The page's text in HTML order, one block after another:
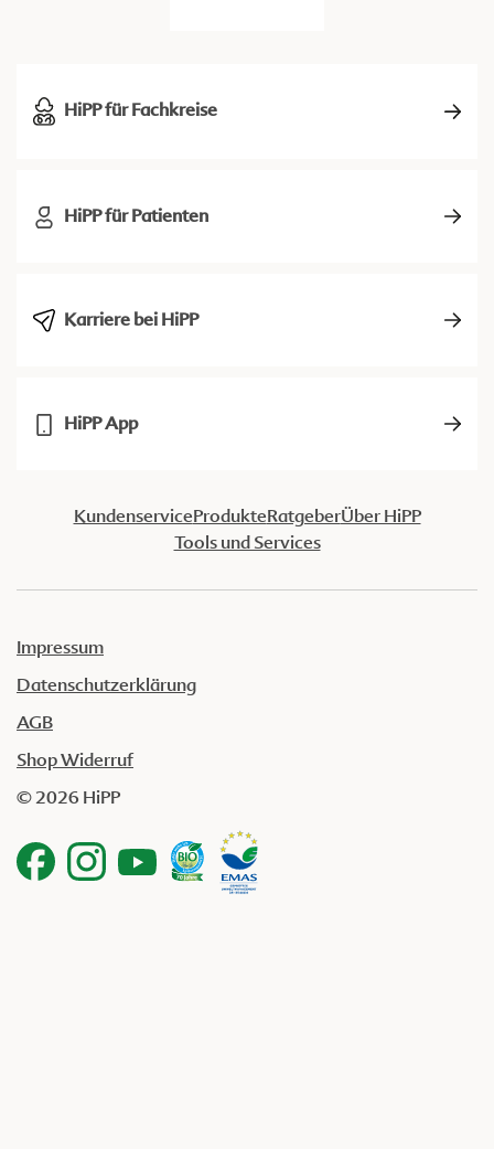
HiPP für Fachkreise
HiPP für Patienten
Karriere bei HiPP
HiPP App
KundenserviceProdukteRatgeberÜber HiPP
Tools und Services
Impressum
Datenschutzerklärung
AGB
Shop Widerruf
© 2026 HiPP